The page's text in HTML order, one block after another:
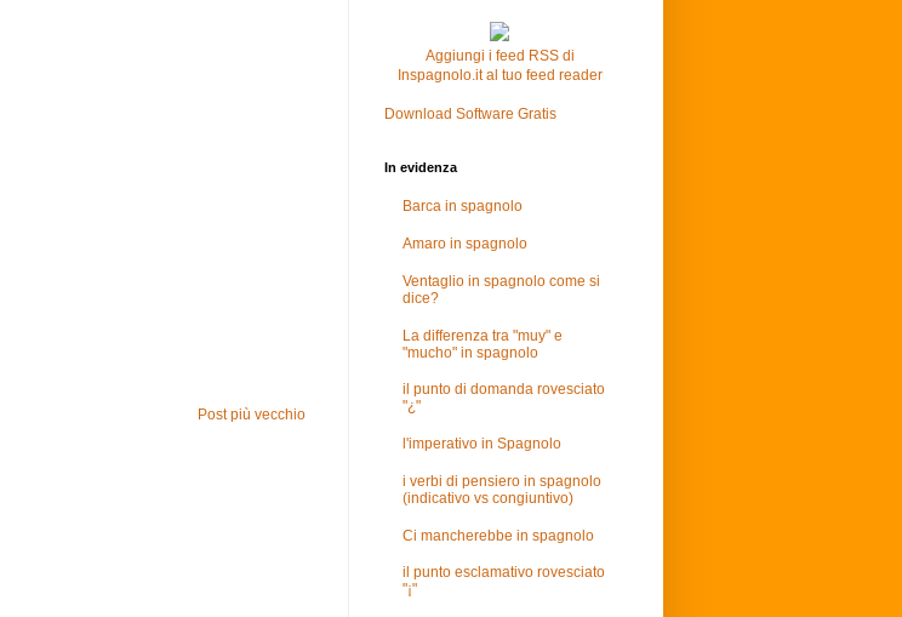
Post più vecchio
Aggiungi i feed RSS di
Inspagnolo.it al tuo feed reader
Download Software Gratis
In evidenza
Barca in spagnolo
Amaro in spagnolo
Ventaglio in spagnolo come si
dice?
La differenza tra "muy" e
"mucho" in spagnolo
il punto di domanda rovesciato
"¿"
l'imperativo in Spagnolo
i verbi di pensiero in spagnolo
(indicativo vs congiuntivo)
Ci mancherebbe in spagnolo
il punto esclamativo rovesciato
"¡"